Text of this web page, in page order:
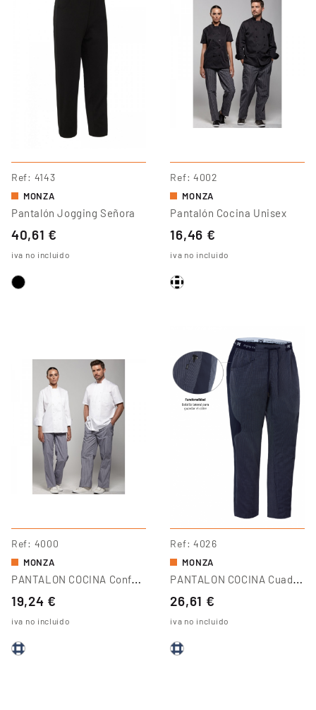
Ref 4143
MONZA
Pantalón Jogging Señora
40,61 €
iva no incluido
Ref 4002
MONZA
Pantalón Cocina Unisex
16,46 €
iva no incluido
Ref 4000
MONZA
P
ANTALON COCINA Confort Fit
19,24 €
iva no incluido
Ref 4026
MONZA
P
ANTALON COCINA Cuadro Deportivo
26,61 €
iva no incluido